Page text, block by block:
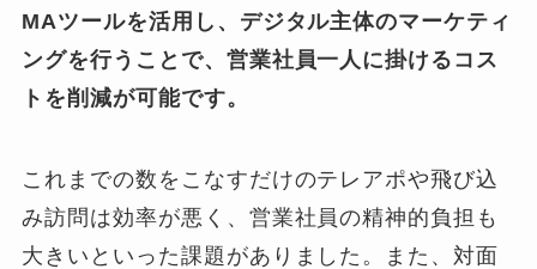
MAツールを活用し、デジタル主体のマーケティ
ングを行うことで、営業社員一人に掛けるコス
トを削減が可能です。
これまでの数をこなすだけのテレアポや飛び込
み訪問は効率が悪く、営業社員の精神的負担も
大きいといった課題がありました。また、対面